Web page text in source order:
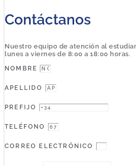
Contáctanos
Nuestro equipo de atención al
lunes a viernes de 8:00 a 18:00 horas.
NOMBRE
APELLIDO
PREFIJO
TELÉFONO
CORREO ELECTRÓNICO